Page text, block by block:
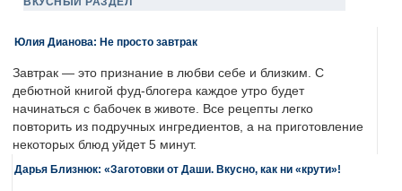
Юлия Дианова: Не просто завтрак
Завтрак — это признание в любви себе и близким. С
дебютной книгой фуд-блогера каждое утро будет
начинаться с бабочек в животе. Все рецепты легко
повторить из подручных ингредиентов, а на приготовление
некоторых блюд уйдет 5 минут.
Дарья Близнюк: «Заготовки от Даши. Вкусно, как ни «крути»!